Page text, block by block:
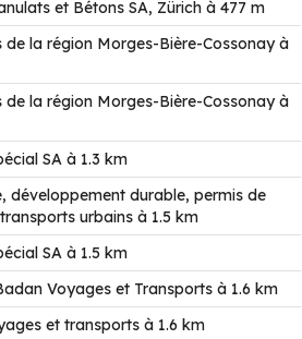
et Bétons SA, Zürich à 477 m
de la région Morges-Bière-Cossonay à
de la région Morges-Bière-Cossonay à
SA à 1.3 km
développement durable, permis de
urbains à 1.5 km
SA à 1.5 km
Voyages et Transports à 1.6 km
et transports à 1.6 km